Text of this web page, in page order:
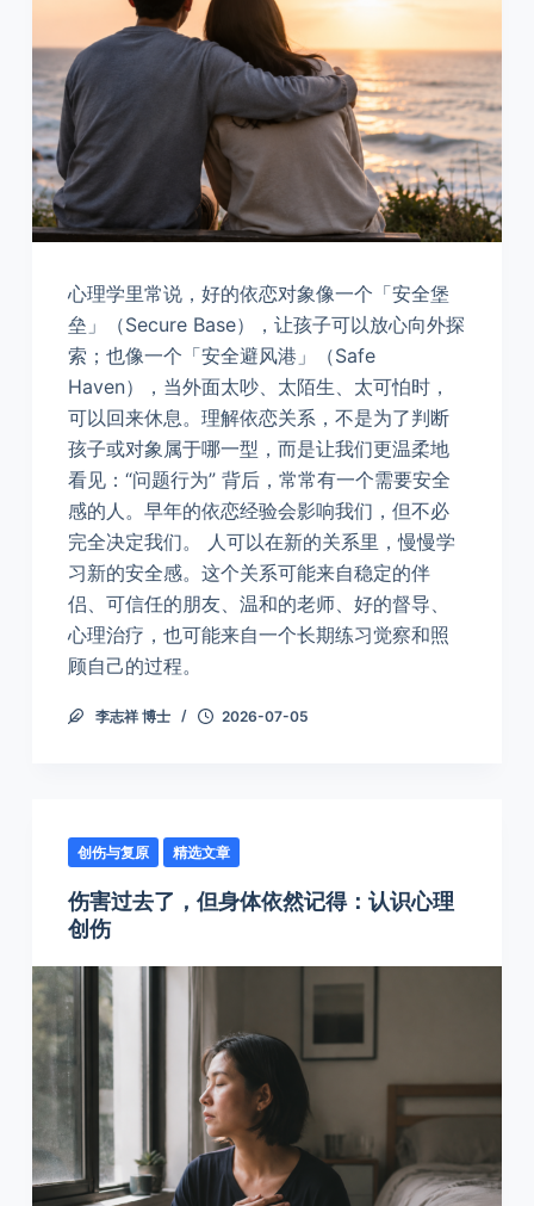
心理学里常说，好的依恋对象像一个「安全堡
垒」（Secure Base），让孩子可以放心向外探
索；也像一个「安全避风港」（Safe
Haven），当外面太吵、太陌生、太可怕时，
可以回来休息。理解依恋关系，不是为了判断
孩子或对象属于哪一型，而是让我们更温柔地
看见：“问题行为” 背后，常常有一个需要安全
感的人。早年的依恋经验会影响我们，但不必
完全决定我们。 人可以在新的关系里，慢慢学
习新的安全感。这个关系可能来自稳定的伴
侣、可信任的朋友、温和的老师、好的督导、
心理治疗，也可能来自一个长期练习觉察和照
顾自己的过程。
李志祥 博士 2026-07-05
创伤与复原 精选文章
伤害过去了，但身体依然记得：认识心理
创伤